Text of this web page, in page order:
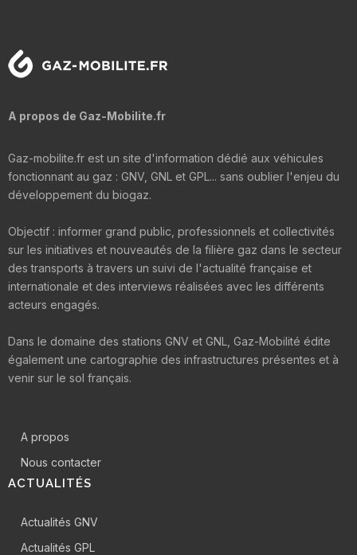
A propos de Gaz-Mobilite.fr
Gaz-mobilite.fr est un site d'information dédié aux véhicules
fonctionnant au gaz : GNV, GNL et GPL... sans oublier l'enjeu du
développement du biogaz.
Objectif : informer grand public, professionnels et collectivités
sur les initiatives et nouveautés de la filière gaz dans le secteur
des transports à travers un suivi de l'actualité française et
internationale et des interviews réalisées avec les différents
acteurs engagés.
Dans le domaine des stations GNV et GNL, Gaz-Mobilité édite
également une cartographie des infrastructures présentes et à
venir sur le sol français.
A propos
Nous contacter
ACTUALITÉS
Actualités GNV
Actualités GPL